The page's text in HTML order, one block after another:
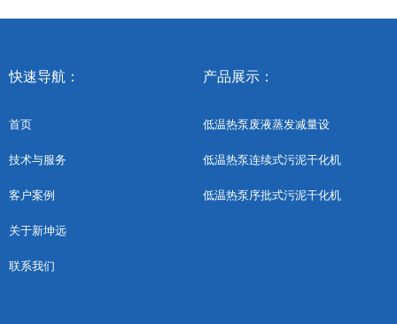
快速导航：
首页
技术与服务
客户案例
关于新坤远
联系我们
产品展示：
低温热泵废液蒸发减量设
低温热泵连续式污泥干化机
低温热泵序批式污泥干化机